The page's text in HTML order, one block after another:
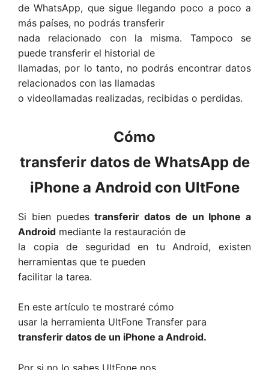
de WhatsApp, que sigue llegando poco a poco a
más países, no podrás transferir
nada relacionado con la misma. Tampoco se
puede transferir el historial de
llamadas, por lo tanto, no podrás encontrar datos
relacionados con las llamadas
o videollamadas realizadas, recibidas o perdidas.
Cómo
transferir datos de WhatsApp de
iPhone a Android con UltFone
Si bien puedestransferir datos de un Iphone a
Android mediante la restauración de
la copia de seguridad en tu Android, existen
herramientas que te pueden
facilitar la tarea.
En este artículo te mostraré cómo
usar la herramienta UltFone Transfer para
transferir datos de un iPhone a Android.
Por si no lo sabes UltFone nos